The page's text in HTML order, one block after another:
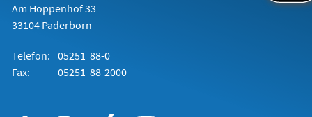
Am Hoppenhof 33
33104 Paderborn
Telefon: 05251 88-0
Fax:
05251 88-2000